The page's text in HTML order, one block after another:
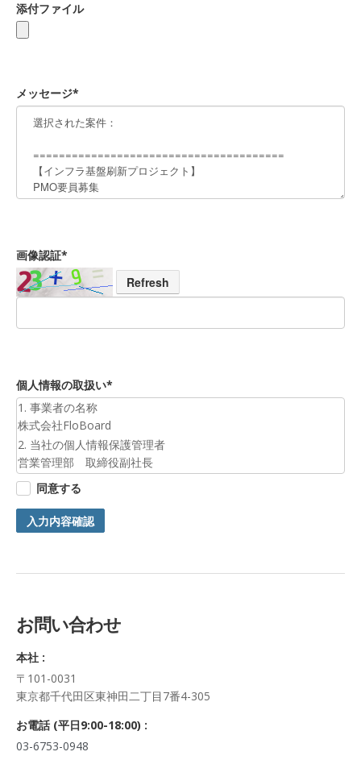
添付ファイル
メッセージ*
画像認証*
Refresh
個人情報の取扱い*
1. 事業者の名称
株式会社FloBoard
2. 当社の個人情報保護管理者
営業管理部 取締役副社長
3. 個人情報の利用目的
お預かりした個人情報は、お問合せへの対応のために利用いた
します。
4. 第三者提供について
ご入力頂く個人情報は第三者に提供しません。
正・追加・削除、利用の停止または消去、第三者への提供の停
口に申し出ることができます。
その際、弊社はご本人を確認させていただいたうえで、合理的
な期間内に対応いたします。
株式会社FloBoard 個人情報問合せ窓口
〒101-0031 東京都千代田区東神田二丁目7番4-305
同意する
入力内容確認
お問い合わせ
本社 :
〒101-0031
東京都千代田区東神田二丁目7番4-305
お電話 (平日9:00-18:00) :
03-6753-0948